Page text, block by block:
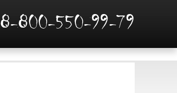
8-800-550-99-79